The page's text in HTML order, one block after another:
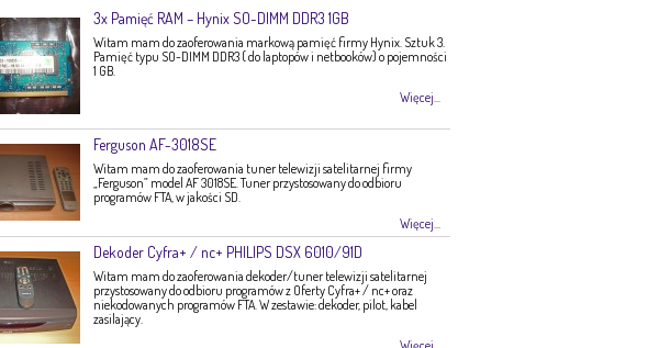
3x Pamięć RAM – Hynix SO-DIMM DDR3 1GB
Witam mam do zaoferowania markową pamięć firmy Hynix. Sztuk 3.
Pamięć typu SO-DIMM DDR3 ( do laptopów i netbooków) o pojemności
1 GB.
Więcej...
Ferguson AF-3018SE
Witam mam do zaoferowania tuner telewizji satelitarnej firmy
„Ferguson” model AF 3018SE. Tuner przystosowany do odbioru
programów FTA, w jakości SD.
Więcej...
Dekoder Cyfra+ / nc+ PHILIPS DSX 6010/91D
Witam mam do zaoferowania dekoder/tuner telewizji satelitarnej
przystosowany do odbioru programów z Oferty Cyfra+ / nc+ oraz
niekodowanych programów FTA. W zestawie: dekoder, pilot, kabel
zasilający.